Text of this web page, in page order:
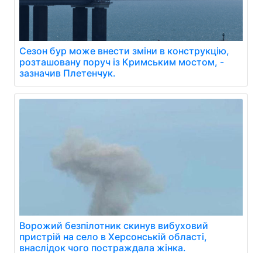
Сезон бур може внести зміни в конструкцію,
розташовану поруч із Кримським мостом, -
зазначив Плетенчук.
Ворожий безпілотник скинув вибуховий
пристрій на село в Херсонській області,
внаслідок чого постраждала жінка.